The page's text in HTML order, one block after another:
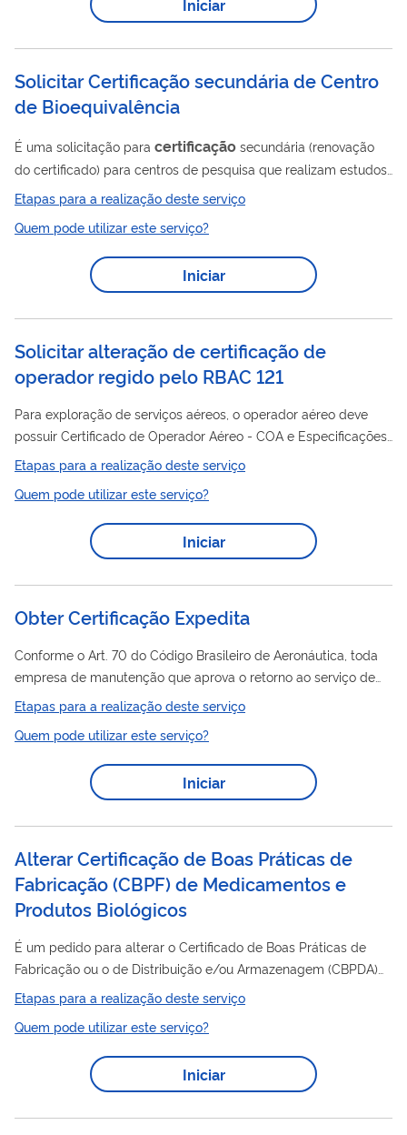
Iniciar
Solicitar Certificação secundária de Centro
de Bioequivalência
É uma solicitação para certificação secundária (renovação
do certificado) para centros de pesquisa que realizam estudos
de bioequivalência, necessários para o registro de
entre 270 e 180 dias antes do vencimento do atual certificado.
Etapas para a realização deste serviço
Quem pode utilizar este serviço?
Iniciar
Solicitar alteração de certificação de
operador regido pelo RBAC 121
Para exploração de serviços aéreos, o operador aéreo deve
possuir Certificado de Operador Aéreo - COA e Especificações
Operativas – EO, emitidos com a conclusão do processo de
comprova que a empresa foi submetida ao processo de
certificaçãoda ANAC e tem autorização para realizar as
operações pretendidas. Quando a empresa modifica seu nome
Etapas para a realização deste serviço
Quem pode utilizar este serviço?
Iniciar
Obter Certificação Expedita
Conforme o Art. 70 do Código Brasileiro de Aeronáutica, toda
empresa de manutenção que aprova o retorno ao serviço de
partes e produtos aeronáuticos, a serem instalados em
aeronaves registradas no Brasil, deve possuir um Certificado de
Organização de Manutenção. Essa necessidade de
Certificaçãobrasileira se estende às Oficinas no exterior, para
que possam prestar serviços às aeronaves registradas no
Etapas para a realização deste serviço
Quem pode utilizar este serviço?
Iniciar
Alterar Certificação de Boas Práticas de
Fabricação (CBPF) de Medicamentos e
Produtos Biológicos
É um pedido para alterar o Certificado de Boas Práticas de
Fabricação ou o de Distribuição e/ou Armazenagem (CBPDA)
de empresas que trabalham com medicamentos. O Certificado
é um documento emitido pela Anvisa atestando que
determinado estabelecimento cumpre com as Boas Práticas
dispostas na legislação em vigor. Clique aqui para saber mais.
Etapas para a realização deste serviço
Quem pode utilizar este serviço?
Iniciar